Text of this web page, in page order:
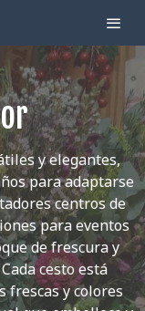
y elegantes,
para adaptarse
centros de
para eventos
de frescura y
cesto está
frescas y colores